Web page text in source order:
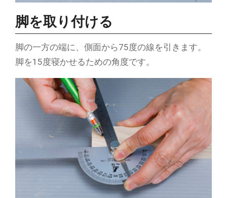
脚を取り付ける
脚の一方の端に、側面から75度の線を引きます。
脚を15度寝かせるための角度です。